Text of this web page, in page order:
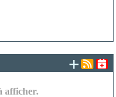
afficher.
+